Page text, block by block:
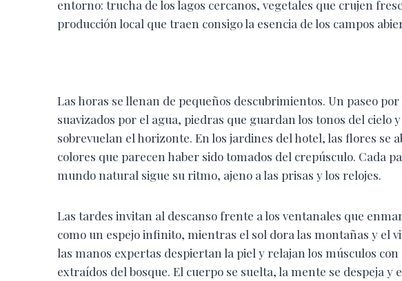
entorno: trucha de los lagos cercanos, vegetales que crujen
producción local que traen consigo la esencia de los campos
Las horas se llenan de pequeños descubrimientos. Un paseo
suavizados por el agua, piedras que guardan los tonos del cielo
sobrevuelan el horizonte. En los jardines del hotel, las flores se
colores que parecen haber sido tomados del crepúsculo. Cada
mundo natural sigue su ritmo, ajeno a las prisas y los relojes.
Las tardes invitan al descanso frente a los ventanales que
como un espejo infinito, mientras el sol dora las montañas y el
las manos expertas despiertan la piel y relajan los músculos
extraídos del bosque. El cuerpo se suelta, la mente se despeja y